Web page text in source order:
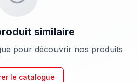
similaire
pour découvrir nos produits
le catalogue